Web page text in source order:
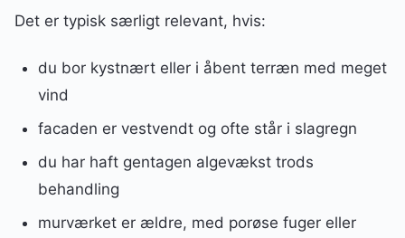
Det er typisk særligt relevant, hvis:
du bor kystnært eller i åbent terræn med meget
vind
facaden er vestvendt og ofte står i slagregn
du har haft gentagen algevækst trods
behandling
murværket er ældre, med porøse fuger eller